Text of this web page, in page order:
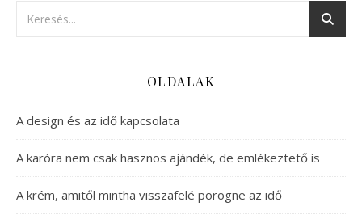
OLDALAK
A design és az idő kapcsolata
A karóra nem csak hasznos ajándék, de emlékeztető is
A krém, amitől mintha visszafelé pörögne az idő